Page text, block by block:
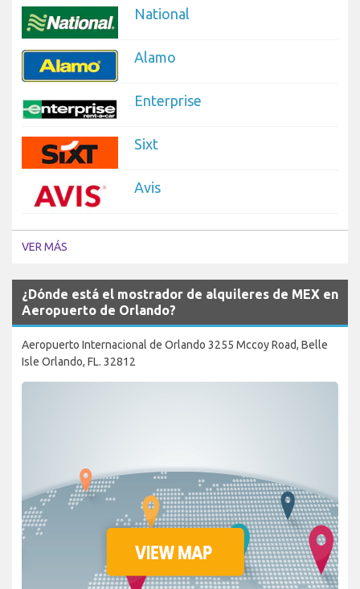
National
Alamo
Enterprise
Sixt
Avis
VER MÁS
¿Dónde está el mostrador de alquileres de MEX en
Aeropuerto de Orlando?
Aeropuerto Internacional de Orlando 3255 Mccoy Road, Belle
Isle Orlando, FL. 32812